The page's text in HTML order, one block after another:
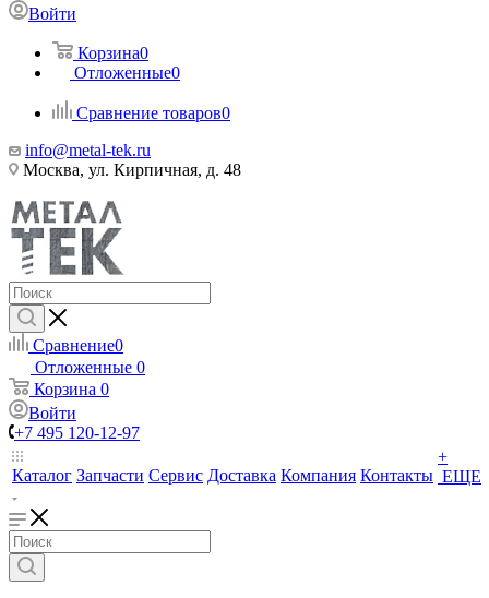
Войти
Корзина0
Отложенные0
Сравнение товаров0
info@metal-tek.ru
Москва, ул. Кирпичная, д. 48
Сравнение0
Отложенные 0
Корзина 0
Войти
+7 495 120-12-97
Каталог Запчасти Сервис Доставка Компания Контакты
+
ЕЩЕ